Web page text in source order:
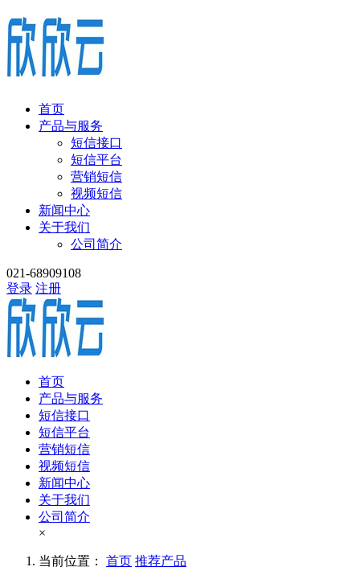
首页
产品与服务
短信接口
短信平台
营销短信
视频短信
新闻中心
关于我们
公司简介
021-68909108
登录 注册
首页
产品与服务
短信接口
短信平台
营销短信
视频短信
新闻中心
关于我们
公司简介
×
当前位置： 首页 推荐产品